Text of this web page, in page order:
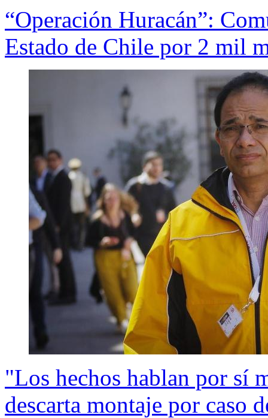
“Operación Huracán”:
Estado de Chile por 2 mil
"Los hechos hablan por sí
descarta montaje por caso